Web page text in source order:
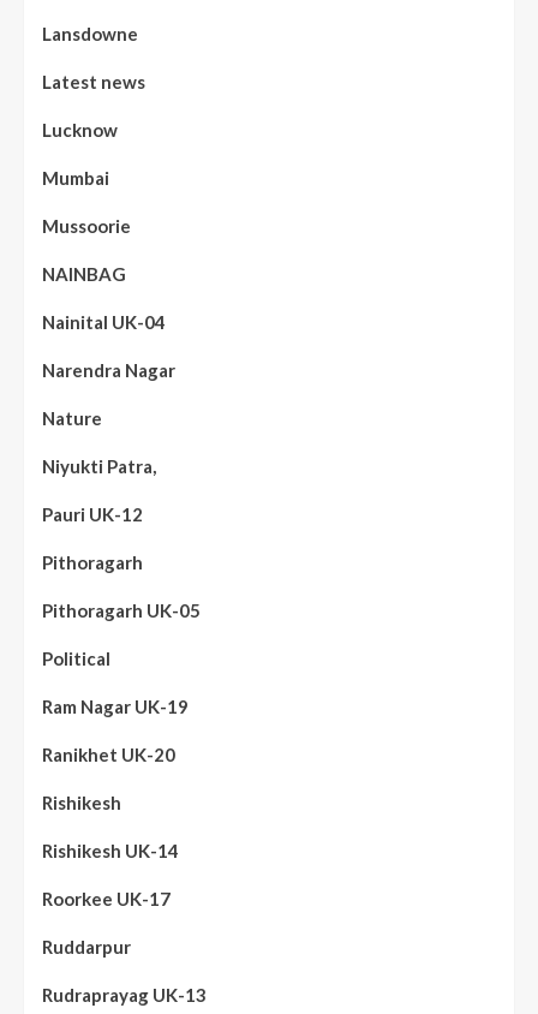
Lansdowne
Latest news
Lucknow
Mumbai
Mussoorie
NAINBAG
Nainital UK-04
Narendra Nagar
Nature
Niyukti Patra,
Pauri UK-12
Pithoragarh
Pithoragarh UK-05
Political
Ram Nagar UK-19
Ranikhet UK-20
Rishikesh
Rishikesh UK-14
Roorkee UK-17
Ruddarpur
Rudraprayag UK-13